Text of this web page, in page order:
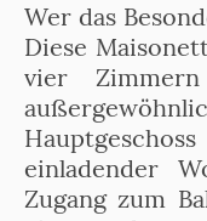
Wer das
Diese
vier
einladender
Zugang zum